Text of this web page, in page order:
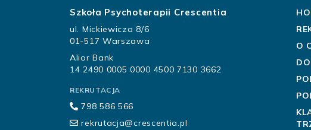
Szkoła Psychoterapii Crescentia
ul. Mickiewicza 8/6
01-517 Warszawa
Alior Bank
14 2490 0005 0000 4500 7130 3662
REKRUTACJA
798 586 566
rekrutacja@crescentia.pl
O